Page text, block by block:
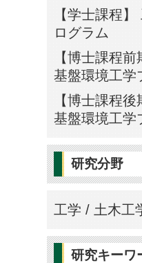
【学士課程
ログラム
【博士課程
基盤環境工学
【博士課程
基盤環境工学
研究分野
工学 / 土木工
研究キーワ